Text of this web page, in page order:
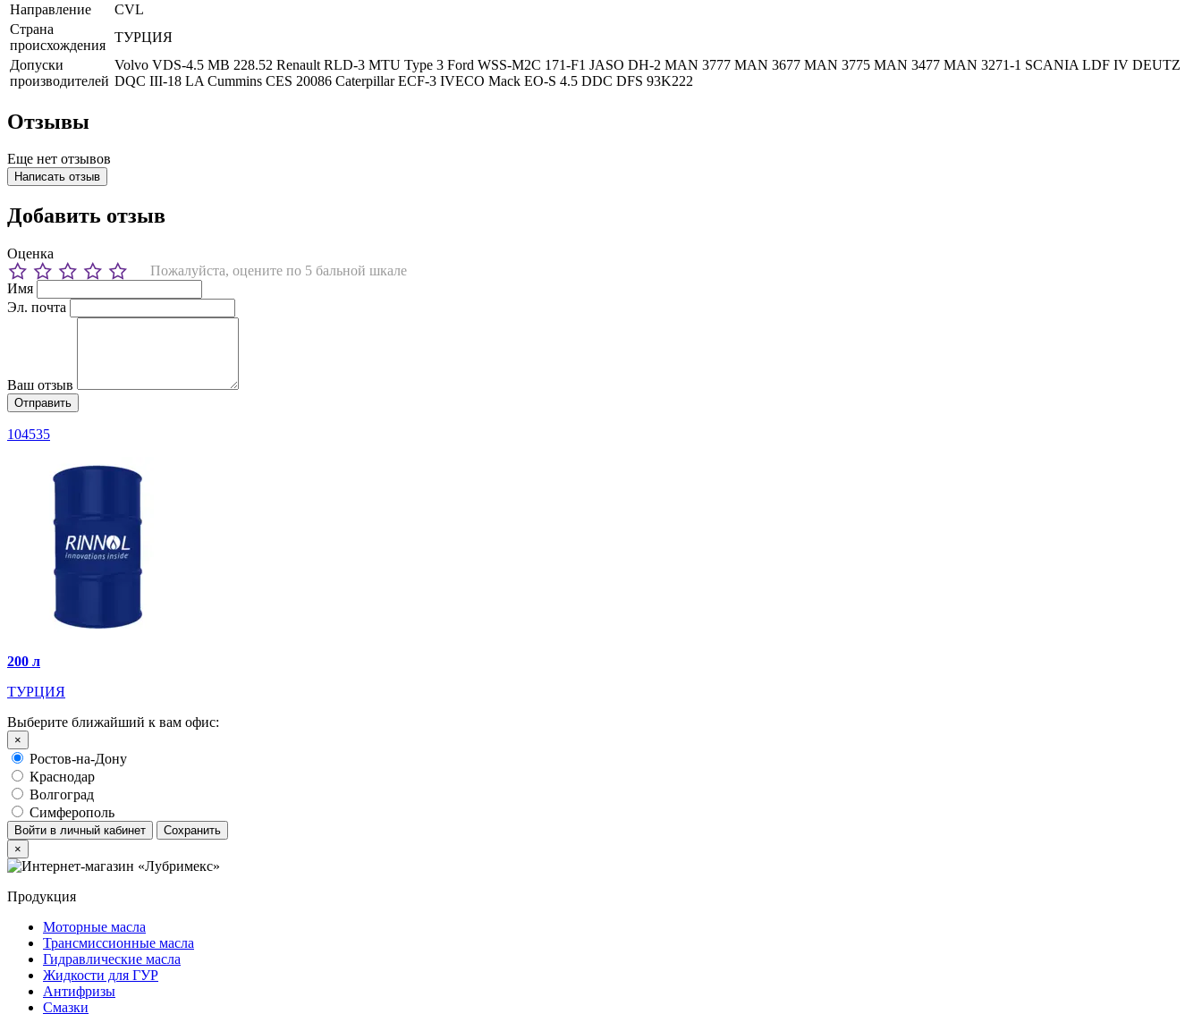
Направление
CVL
Страна
происхождения
ТУРЦИЯ
Допуски
производителей
Volvo VDS-4.5 MB 228.52 Renault RLD-3 MTU Type 3 Ford WSS-M2C 171-F1 JASO DH-2 MAN 3777 MAN 3677 MAN 3775 MAN 3477 MAN 3271-1 SCANIA LDF IV DEUTZ
DQC III-18 LA Cummins CES 20086 Caterpillar ECF-3 IVECO Mack EO-S 4.5 DDC DFS 93K222
Отзывы
Еще нет отзывов
Написать отзыв
Добавить отзыв
Оценка
Пожалуйста, оцените по 5 бальной шкале
Имя
Эл. почта
Ваш отзыв
104535
200 л
ТУРЦИЯ
Выберите ближайший к вам офис:
×
Ростов-на-Дону
Краснодар
Волгоград
Симферополь
Войти в личный кабинет
Сохранить
×
Продукция
Моторные масла
Трансмиссионные масла
Гидравлические масла
Жидкости для ГУР
Антифризы
Смазки